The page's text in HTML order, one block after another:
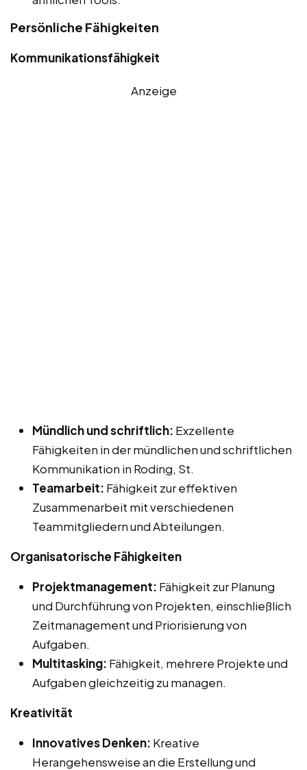
Persönliche Fähigkeiten
Kommunikationsfähigkeit
Anzeige
Mündlich und schriftlich: Exzellente
Fähigkeiten in der mündlichen und schriftlichen
Kommunikation in Roding, St.
Teamarbeit: Fähigkeit zur effektiven
Zusammenarbeit mit verschiedenen
Teammitgliedern und Abteilungen.
Organisatorische Fähigkeiten
Projektmanagement: Fähigkeit zur Planung
und Durchführung von Projekten, einschließlich
Zeitmanagement und Priorisierung von
Aufgaben.
Multitasking: Fähigkeit, mehrere Projekte und
Aufgaben gleichzeitig zu managen.
Kreativität
Innovatives Denken: Kreative
Herangehensweise an die Erstellung und